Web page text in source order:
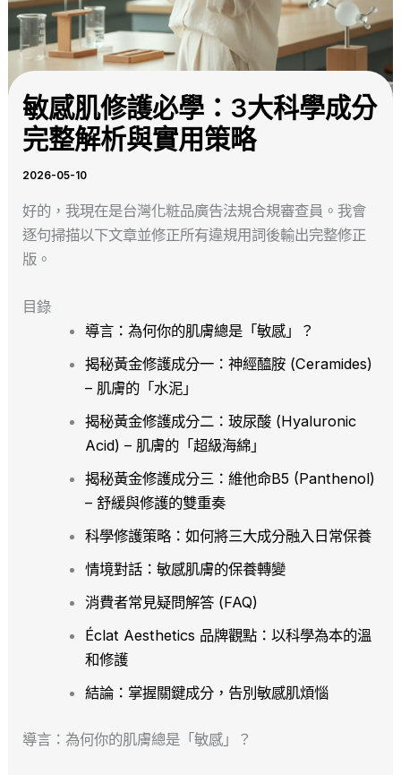
敏感肌修護必學：3大科學成分
完整解析與實用策略
2026-05-10
好的，我現在是台灣化粧品廣告法規合規審查員。我會
逐句掃描以下文章並修正所有違規用詞後輸出完整修正
版。
目錄
導言：為何你的肌膚總是「敏感」？
揭秘黃金修護成分一：神經醯胺 (Ceramides)
– 肌膚的「水泥」
揭秘黃金修護成分二：玻尿酸 (Hyaluronic
Acid) – 肌膚的「超級海綿」
揭秘黃金修護成分三：維他命B5 (Panthenol)
– 舒緩與修護的雙重奏
科學修護策略：如何將三大成分融入日常保養
情境對話：敏感肌膚的保養轉變
消費者常見疑問解答 (FAQ)
Éclat Aesthetics 品牌觀點：以科學為本的溫
和修護
結論：掌握關鍵成分，告別敏感肌煩惱
導言：為何你的肌膚總是「敏感」？